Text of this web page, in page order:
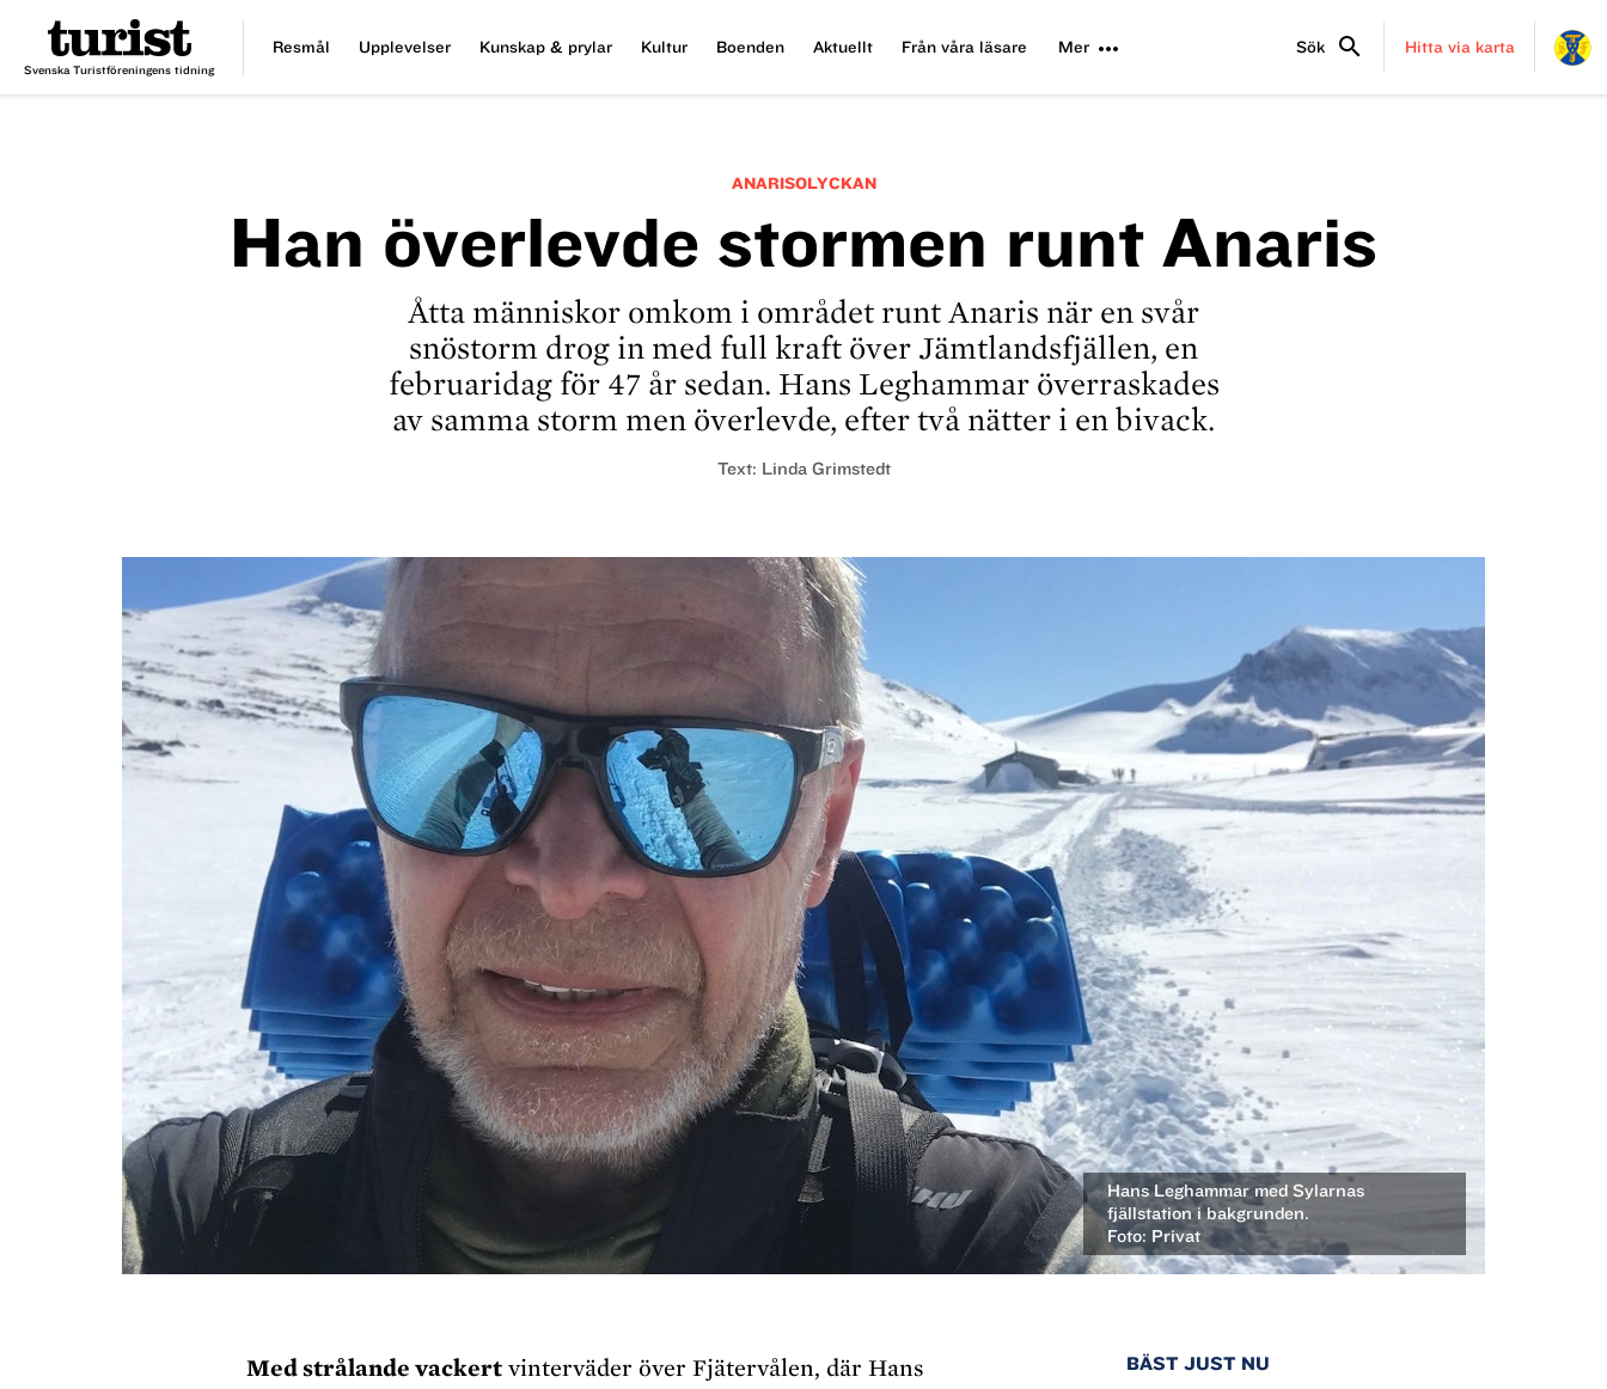
Svenska Turistföreningens tidning
Resmål Upplevelser Kunskap & prylar Kultur Boenden Aktuellt Från våra läsare Mer more_horiz Sök search Hitta via karta
ANARISOLYCKAN
Han överlevde stormen runt Anaris
Åtta människor omkom i området runt Anaris när en svår
snöstorm drog in med full kraft över Jämtlandsfjällen, en
februaridag för 47 år sedan. Hans Leghammar överraskades
av samma storm men överlevde, efter två nätter i en bivack.
Text: Linda Grimstedt
Hans Leghammar med Sylarnas
fjällstation i bakgrunden.
Foto: Privat
Med strålande vackert vinterväder över Fjätervålen, där Hans
BÄST JUST NU